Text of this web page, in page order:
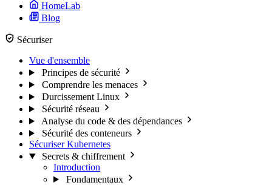
HomeLab
Blog
Sécuriser
Vue d'ensemble
Principes de sécurité
Comprendre les menaces
Durcissement Linux
Sécurité réseau
Analyse du code & des dépendances
Sécurité des conteneurs
Sécuriser Kubernetes
Secrets & chiffrement
Introduction
Fondamentaux